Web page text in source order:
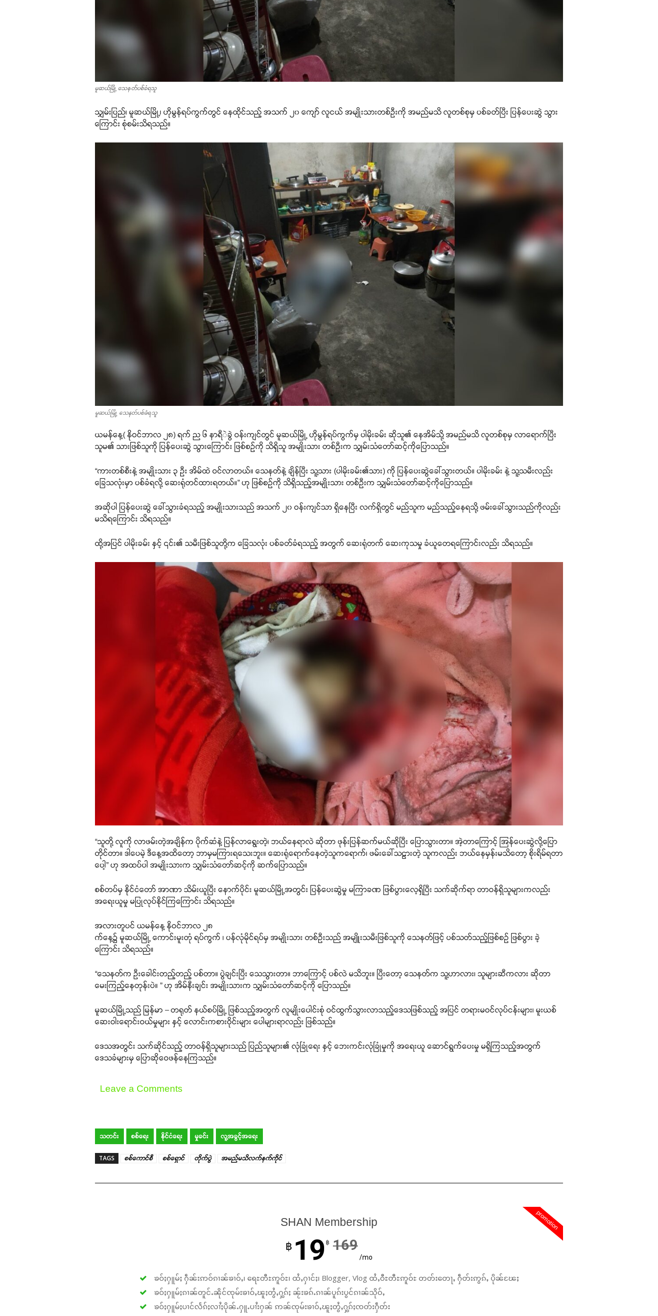
မူဆယ်မြို့ သေနတ်ပစ်ခံရသူ
သျှမ်းပြည်၊ မူဆယ်မြို့၊ ဟိုမွန်ရပ်ကွက်တွင် နေထိုင်သည့် အသက် ၂၀ ကျော် လူငယ် အမျိုးသားတစ်ဦးကို အမည်မသိ လူတစ်စုမှ ပစ်ခတ်ပြီး ပြန်ပေးဆွဲ သွား
ကြောင်း စုံစမ်းသိရသည်။
မူဆယ်မြို့ သေနတ်ပစ်ခံရသူ
ယမန်နေ့( နိုဝင်ဘာလ ၂၈) ရက် ည ၆ နာရီဲခွဲ ဝန်းကျင်တွင် မူဆယ်မြို့ ဟိုမွန်ရပ်ကွက်မှ ပါမိုးခမ်း ဆိုသူ​၏ နေအိမ်သို့ အမည်မသိ လူတစ်စုမှ လာရောက်ပြီး
သူမ​၏ သားဖြစ်သူကို ပြန်ပေးဆွဲ သွားကြောင်း ဖြစ်စဉ်ကို သိရှိသူ အမျိုးသား တစ်ဦးက သျှမ်းသံတော်ဆင့်ကိုပြောသည်။
“ကားတစ်စီးနဲ့ အမျိုးသား ၃ ဦး အိမ်ထဲ ဝင်လာတယ်။ သေနတ်နဲ့ ချိန်ပြီး သူ့သား (ပါမိုးခမ်း​၏သား) ကို ပြန်ပေးဆွဲခေါ်သွားတယ်။ ပါမိုးခမ်း နဲ့ သူ့သမီးလည်း
ခြေသလုံးမှာ ပစ်ခံရလို့ ဆေးရုံတင်ထားရတယ်။” ဟု ဖြစ်စဉ်ကို သိရှိသည့်အမျိုးသား တစ်ဦးက သျှမ်းသံတော်ဆင့်ကိုပြောသည်။
အဆိုပါ ပြန်ပေးဆွဲ ခေါ်သွားခံရသည့် အမျိုးသားသည် အသက် ၂၀ ဝန်းကျင်သာ ရှိနေပြီး လက်ရှိတွင် မည်သူက မည်သည့်နေရသို့ ဖမ်းခေါ်သွားသည်ကိုလည်း
မသိရကြောင်း သိရသည်။
ထို့အပြင် ပါမိုးခမ်း နှင့် ၎င်း​၏ သမီးဖြစ်သူတို့က ခြေသလုံး ပစ်ခတ်ခံရသည့် အတွက် ဆေးရုံတက် ဆေးကုသမှု ခံယူတေရကြောင်းလည်း သိရသည်။
“သူတို့ လူကို လာဖမ်းတဲ့အချိန်က ပိုက်ဆံနဲ့ ပြန်လာရွေးတဲ့၊ ဘယ်နေရာလဲ ဆိုတာ ဖုန်းပြန်ဆက်မယ်ဆိုပြီး ပြောသွားတာ။ အဲ့တာကြောင့် အြန်ပေးဆွဲလို့ပြော
တိုင်တာ။ ဒါပေမဲ့ ဒီနေ့အထိတော့ ဘာမှမကြားရသေးဘူး။ ဆေးရုံရောက်နေတဲ့သူကရောက်၊ ဖမ်းခေါ်သဠားတဲ့ သူကလည်း ဘယ်နေမှန်းမသိတော့ စိုးရိမ်ရတာ
ပေါ့” ဟု အထပ်ပါ အမျိုးသားက သျှမ်းသံတော်ဆင့်ကို ဆက်ပြောသည်။
စစ်တပ်မှ နိုင်ငံတော် အာဏာ သိမ်းယူပြီး နောက်ပိုင်း မူဆယ်မြို့အတွင်း ပြန်ပေးဆွဲမှု မကြာခဏ ဖြစ်ပွားလေ့ရှိပြီး သက်ဆိုက်ရာ တာဝန်ရှိသူများကလည်း
အရေးယူမှု မပြုလုပ်နိုင်ကြကြောင်း သိရသည်။
အလားတူပင် ယမန်နေ့ နိုဝင်ဘာလ ၂၈
က်နေ့၌ မူဆယ်မြို့ ကောင်းမူးတုံ ရပ်ကွက် ၊ ပန်လုံမိုင်ရပ်မှ အမျိုးသား တစ်ဦးသည် အမျိူးသမီးဖြစ်သူကို သေနတ်ဖြင့် ပစ်သတ်သည့်ဖြစ်စဉ် ဖြစ်ပွား ခဲ့
ကြောင်း သိရသည်။
“သေနတ်က ဦးခေါင်းတည့်တည့် ပစ်တာ။ ပွဲချင်းပြီး သေသွားတာ။ ဘာကြောင့် ပစ်လဲ မသိဘူး။ ပြီးတော့ သေနတ်က သူ့ဟာလား၊ သူများဆီကလား ဆိုတာ
မေးကြည့်နေတုန်းပဲ။ ” ဟု အိမ်နီးချင်း အမျိုးသားက သျှမ်းသံတော်ဆင့်ကို ပြောသည်။
မူဆယ်မြို့သည် မြန်မာ – တရုတ် နယ်စပ်မြို့ ဖြစ်သည့်အတွက် လူမျိုးပေါင်းစုံ ဝင်ထွက်သွားလာသည့်ဒေသဖြစ်သည့် အပြင် တရားမဝင်လုပ်ငန်းများ၊ မူးယစ်
ဆေးဝါးရောင်းဝယ်မှုများ နှင့် လောင်းကစားဝိုင်းများ ပေါများရာလည်း ဖြစ်သည်။
ဒေသအတွင်း သက်ဆိုင်သည့် တာဝန်ရှိသူများသည် ပြည်သူများ​၏ လုံခြုံရေး နှင့် ဘေးကင်းလုံခြုံမှုကို အရေးယူ ဆောင်ရွက်ပေးမှု မရှိကြသည့်အတွက်
ဒေသခံများမှ ပြောဆိုဝေဖန်နေကြသည်။
Leave a Comments
သတင်း စစ်ရေး နိုင်ငံရေး မှုခင်း လူ့အခွင့်အရေး
TAGS စစ်ကောင်စီ စစ်ရှောင် တိုက်ပွဲ အမည်မသိလက်နက်ကိုင်
promotion
SHAN Membership
฿ 19 ฿ 169
/mo
ၶဝ်ႈႁူမ်ႈ ႁဵၼ်းဢဝ်ၵၢၼ်ၶၢဝ်ႇ၊ ရေႊတီႊဢူဝ်ႊ၊ ထႆႇႁၢင်ႈ၊ Blogger, Vlog ထႆႇဝီႊတီႊဢူဝ်ႊ တတ်းတေႃႇ ႁဵတ်းဢွၵ်ႇ ပိုၼ်ၽႄႈ
ၶဝ်ႈႁူမ်ႈၵၢၼ်တူင်ႉၼိုင်ၸုမ်းၶၢဝ်ႇၽူႈတွႆႇႁွၵ်ႈ ၼႂ်းၶၵ်ႉၵၢၼ်ပူၵ်းပွင်ၵၢၼ်သိုဝ်ႇ
ၶဝ်ႈႁူမ်ႈပၢင်လႅၵ်ႈလၢႆႈပိုၼ်ႉႁူႉပၢႆးႁၼ် ဢၼ်ၸုမ်းၶၢဝ်ႇၽူႈတွႆႇႁွၵ်ႈၸတ်းႁဵတ်း